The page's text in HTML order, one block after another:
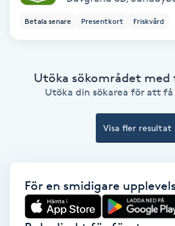
Gel naglar
Betala senare Presentkort Friskvård
Utöka sökområdet
Utöka din sökarea för att
Visa fler resultat
För en smidigare